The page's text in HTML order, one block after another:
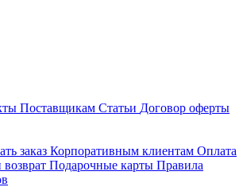
Поставщикам Статьи Договор оферты
заказ Корпоративным клиентам Оплата
Подарочные карты Правила